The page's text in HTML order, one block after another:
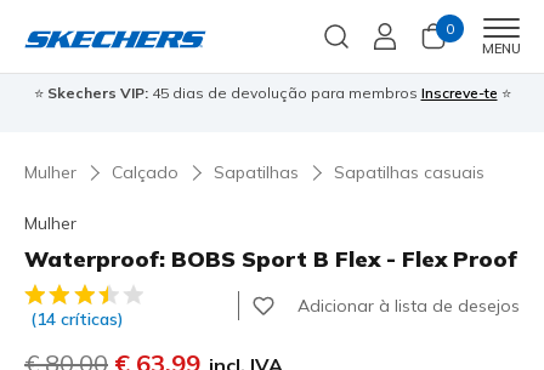
0
MENU
⭐ Skechers VIP:45 dias de devolução para membros Inscreve-te ⭐
Mulher Calçado Sapatilhas Sapatilhas casuais
Mulher
Waterproof: BOBS Sport B Flex - Flex Proof
3$3 de 5 – Classificação do cliente
(14 críticas)
Adicionar à lista de desejos
Preço com desconto de
€ 80,00 para
€ 63,99 incl. IVA